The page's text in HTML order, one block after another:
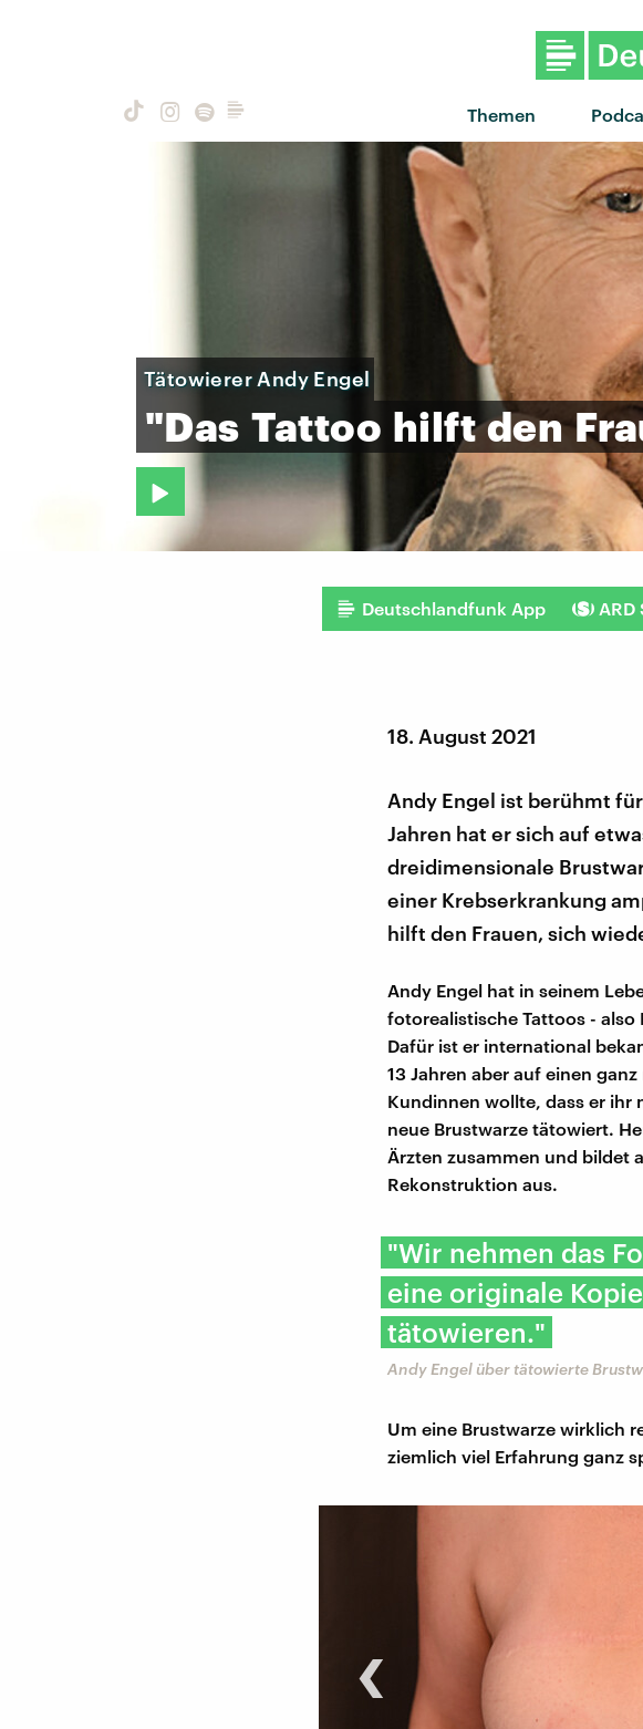
Themen
Tätowierer Andy Engel
"Das Tattoo hilft den
Deutschlandfunk App ARD
18. August 2021
Andy Engel ist berühmt
Jahren hat er sich auf
dreidimensionale
einer Krebserkrankung
hilft den Frauen, sich
Andy Engel hat in seinem
fotorealistische Tattoos - also
Dafür ist er international
13 Jahren aber auf einen
Kundinnen wollte, dass er ihr
neue Brustwarze tätowiert.
Ärzten zusammen und bildet
Rekonstruktion aus.
"Wir nehmen das
eine originale
tätowieren."
Andy Engel über tätowierte
Um eine Brustwarze wirklich
ziemlich viel Erfahrung ganz
‹